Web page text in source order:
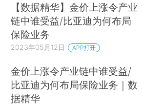
【数据精华】金价上涨令产业
链中谁受益/比亚迪为何布局
保险业务
2023年05月12日 APP打开
金价上涨令产业链中谁受益/
比亚迪为何布局保险业务｜数
据精华